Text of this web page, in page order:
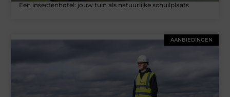
Een insectenhotel: jouw tuin als natuurlijke schuilplaats
AANBIEDINGEN